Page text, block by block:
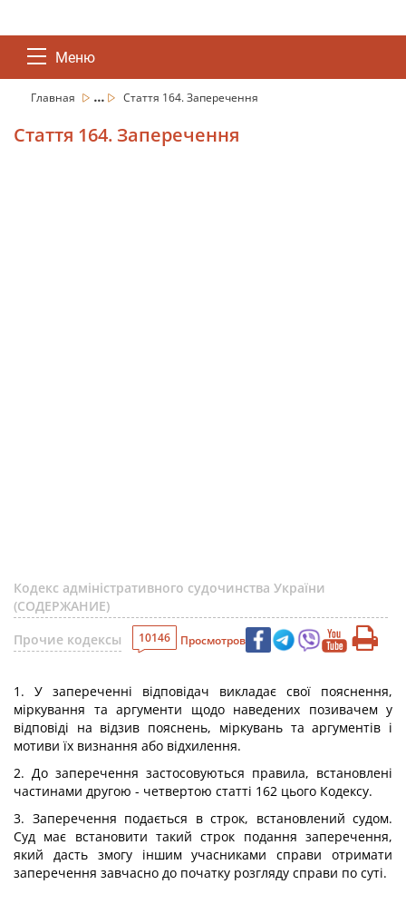
Меню
Главная ... Стаття 164. Заперечення
Стаття 164. Заперечення
Кодекс адміністративного судочинства України
(СОДЕРЖАНИЕ)
Прочие кодексы
10146 Просмотров
1. У запереченні відповідач викладає свої пояснення,
міркування та аргументи щодо наведених позивачем у
відповіді на відзив пояснень, міркувань та аргументів і
мотиви їх визнання або відхилення.
2. До заперечення застосовуються правила, встановлені
частинами другою - четвертою статті 162 цього Кодексу.
3. Заперечення подається в строк, встановлений судом.
Суд має встановити такий строк подання заперечення,
який дасть змогу іншим учасниками справи отримати
заперечення завчасно до початку розгляду справи по суті.